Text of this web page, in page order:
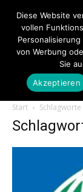
Start Schlagworte
Diese Website
vollen
von Werbung
Sie
Akzeptieren